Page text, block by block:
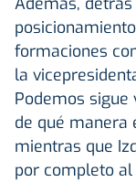
formaciones
la
Podemos sigue
de qué manera
mientras que
por completo al